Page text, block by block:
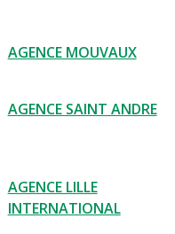
AGENCE MOUVAUX
AGENCE SAINT ANDRE
AGENCE LILLE
INTERNATIONAL